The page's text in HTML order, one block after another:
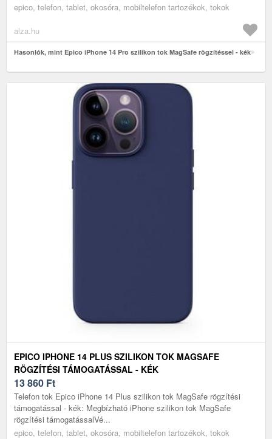
epico, telefon, tablet, okosóra, mobiltelefon tartozékok, tokok
alza.hu
Hasonlók, mint Epico iPhone 14 Pro szilikon tok MagSafe rögzítéssel - kék
EPICO IPHONE 14 PLUS SZILIKON TOK MAGSAFE
RÖGZÍTÉSI TÁMOGATÁSSAL - KÉK
13 860 Ft
Telefon tok Epico iPhone 14 Plus szilikon tok MagSafe rögzítési
támogatással - kék: Megbízható iPhone szilikon tok MagSafe
rögzítési támogatássalVé...
epico, telefon, tablet, okosóra, mobiltelefon tartozékok, tokok